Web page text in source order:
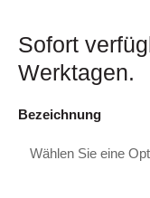
Sofort
Werktagen.
Bezeichnung